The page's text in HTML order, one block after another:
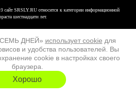
СЕМЬ ДНЕЙ» использует cookie для
и удобства пользователей. Вы
cookie в настройках своего
браузера.
Хорошо
SRSLY.RU относится к категории информационной
шестнадцати лет.
ХОЧУ ЕЩЁ